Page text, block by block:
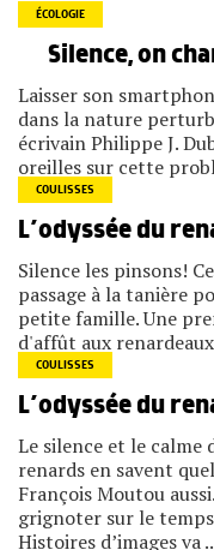
ÉCOLOGIE
Silence, on
Laisser son
dans la nature
écrivain Philippe J.
oreilles sur cette
COULISSES
L’odyssée du
Silence les pinsons!
passage à la tanière
petite famille. Une
d'affût aux
COULISSES
L’odyssée du
Le silence et le calme
renards en savent
François Moutou
grignoter sur le
Histoires d’images va